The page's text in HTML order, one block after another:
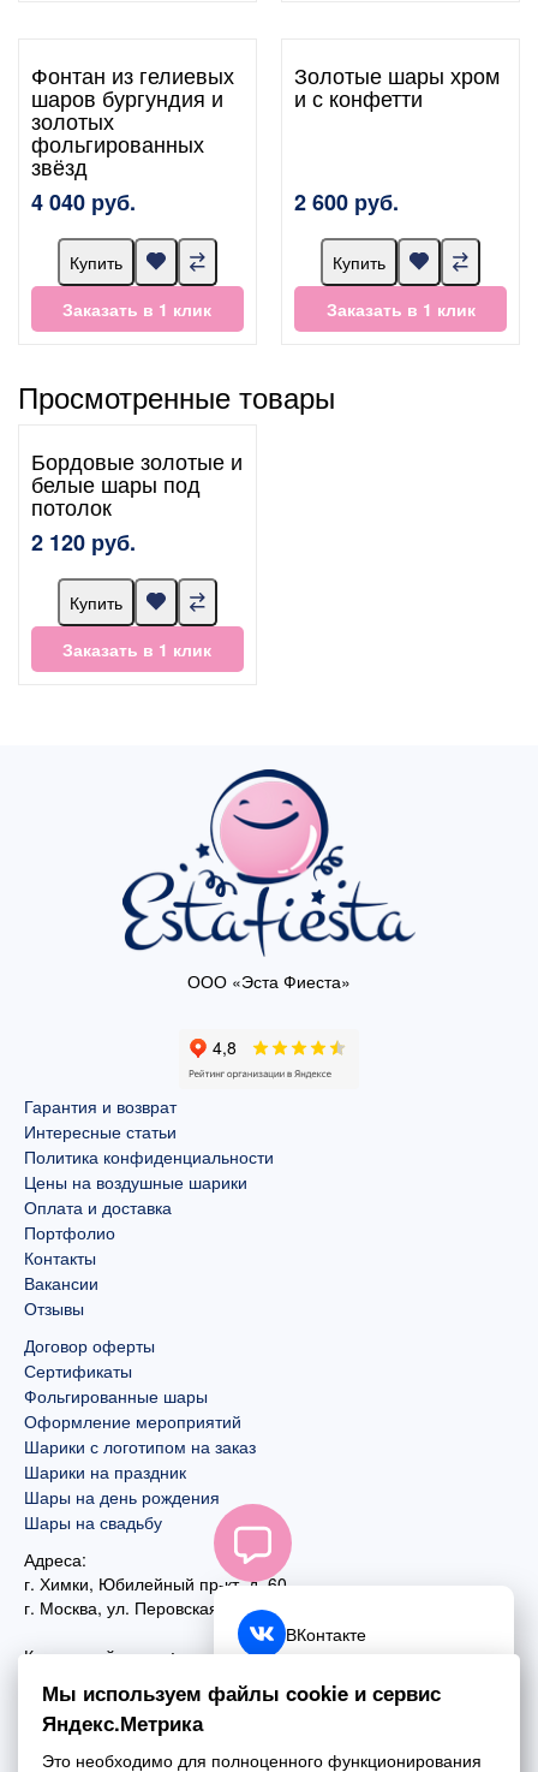
Фонтан из гелиевых
шаров бургундия и
золотых
фольгированных
звёзд
4 040 руб.
Купить
Заказать в 1 клик
Золотые шары хром
и с конфетти
2 600 руб.
Купить
Заказать в 1 клик
Просмотренные товары
Бордовые золотые и
белые шары под
потолок
2 120 руб.
Купить
Заказать в 1 клик
ООО «Эста Фиеста»
Гарантия и возврат
Интересные статьи
Политика конфиденциальности
Цены на воздушные шарики
Оплата и доставка
Портфолио
Контакты
Вакансии
Отзывы
Договор оферты
Сертификаты
Фольгированные шары
Оформление мероприятий
Шарики с логотипом на заказ
Шарики на праздник
Шары на день рождения
Шары на свадьбу
Адреса:
г. Химки, Юбилейный пр-кт, д. 60
г. Москва, ул. Перовская, д. 59
Контактный номер:
+7 (495) 970-44-75
Почта:
ВКонтакте
Telegram
Мы используем файлы cookie и сервис
Яндекс.Метрика
Это необходимо для полноценного функционирования